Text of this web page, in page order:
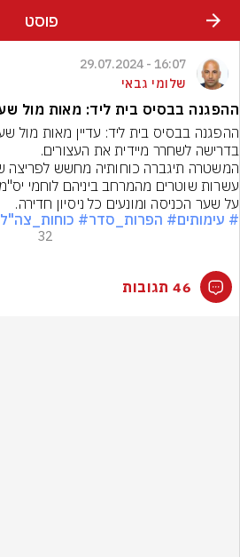
פוסט
16:07 - 29.07.2024
שלומי גבאי
ההפגנה בבסיס בית ליד: מאות מול
בדרישה לשחרר מיידית את העצורים.
על שער הכניסה ומונעים כל ניסיון חדירה.
# עימותים# הפרות_סדר# כוחות_צה"ל
32
46 תגובות